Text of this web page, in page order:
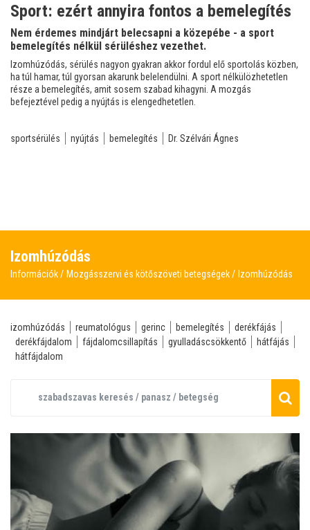
Sport: ezért annyira fontos a bemelegítés
Nem érdemes mindjárt belecsapni a közepébe - a sport
bemelegítés nélkül sérüléshez vezethet.
Izomhúzódás, sérülés nagyon gyakran akkor fordul elő sportolás közben,
ha túl hamar, túl gyorsan akarunk belelendülni. A sport nélkülözhetetlen
része a bemelegítés, amit sosem szabad kihagyni. A mozgás
befejeztével pedig a nyújtás is elengedhetetlen.
sportsérülés nyújtás bemelegítés Dr. Szélvári Ágnes
Izomhúzódás
Információk Mozgásszervi és kötőszöveti betegségek Izomhúzódás
izomhúzódás reumatológus gerinc bemelegítés
derékfájás
derékfájdalom
fájdalomcsillapítás gyulladáscsökkentő
hátfájás
hátfájdalom